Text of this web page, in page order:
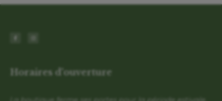
Horaires d'ouverture